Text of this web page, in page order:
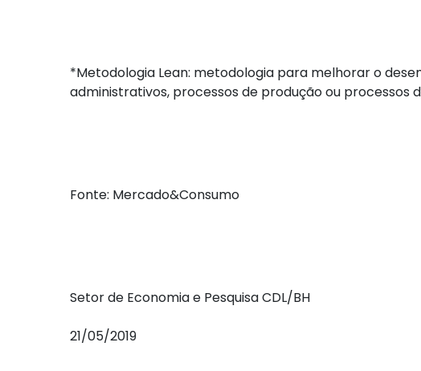
*Metodologia Lean: metodologia para melhorar o
administrativos, processos de produção ou processos
Fonte: Mercado&Consumo
Setor de Economia e Pesquisa CDL/BH
21/05/2019